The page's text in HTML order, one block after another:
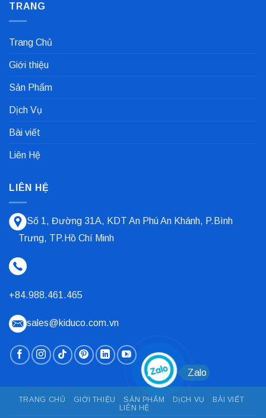
Dùng
Xuất
luận
Là
Quan
Các
Loại
Nhất
TRANG
Trang Chủ
Giới thiệu
Sản Phẩm
Dịch Vụ
Bài viết
Liên Hệ
LIÊN HỆ
Số 1, Đường 31A, KDT An Phú An Khánh, P.Bình
Trưng, TP.Hồ Chí Minh
+84.988.461.465
sales@kiduco.com.vn
TRANG CHỦ GIỚI THIỆU SẢN PHẨM DỊCH VỤ
BÀI VIẾT
LIÊN HỆ
Zalo